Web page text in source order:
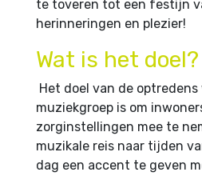
te toveren tot een festijn
herinneringen en plezier!
Wat is het doel?
Het doel van de optredens
muziekgroep is om
zorginstellingen mee te
muzikale reis naar tijden
dag een accent te geven